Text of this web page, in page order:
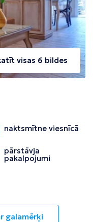
visas 6 bildes
naktsmītne viesnīcā
pārstāvja
pakalpojumi
galamērķi